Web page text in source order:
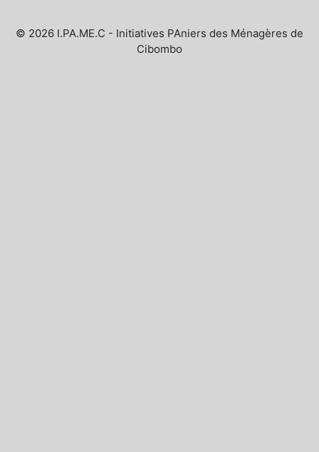
© 2026 I.PA.ME.C - Initiatives PAniers des Ménagères de
Cibombo